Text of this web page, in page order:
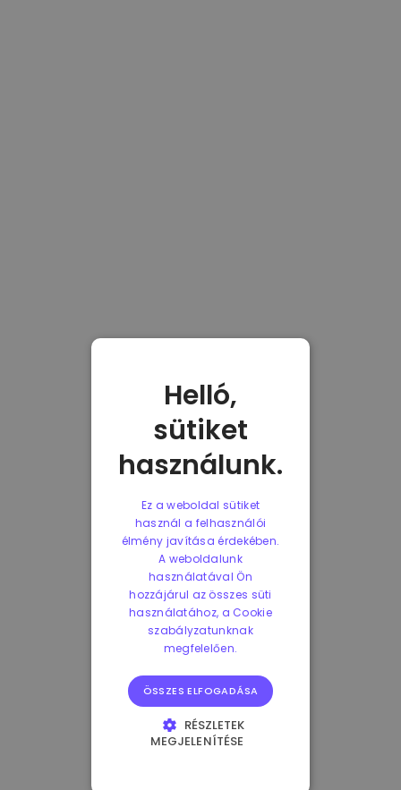
Helló,
sütiket
használunk.
Ez a weboldal sütiket
használ a felhasználói
élmény javítása érdekében.
A weboldalunk
használatával Ön
hozzájárul az összes süti
használatához, a Cookie
szabályzatunknak
megfelelően.
ÖSSZES ELFOGADÁSA
RÉSZLETEK
MEGJELENÍTÉSE